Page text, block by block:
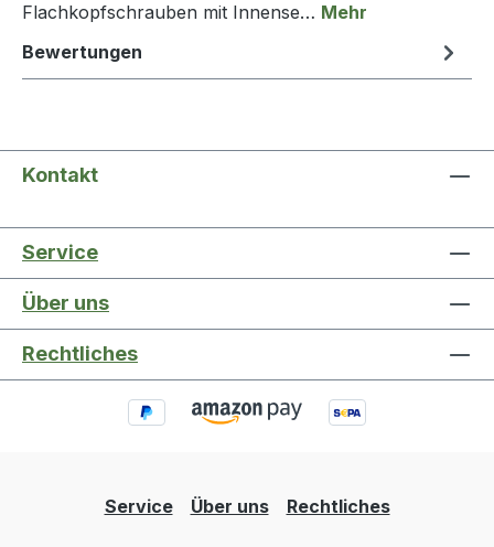
Flachkopfschrauben mit Innense… Mehr
Bewertungen
Kontakt
Service
Über uns
Rechtliches
Service Über uns Rechtliches